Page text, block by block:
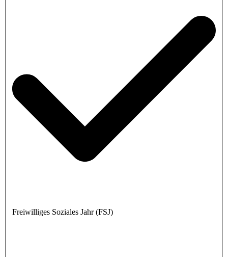
Freiwilliges Soziales Jahr (FSJ)